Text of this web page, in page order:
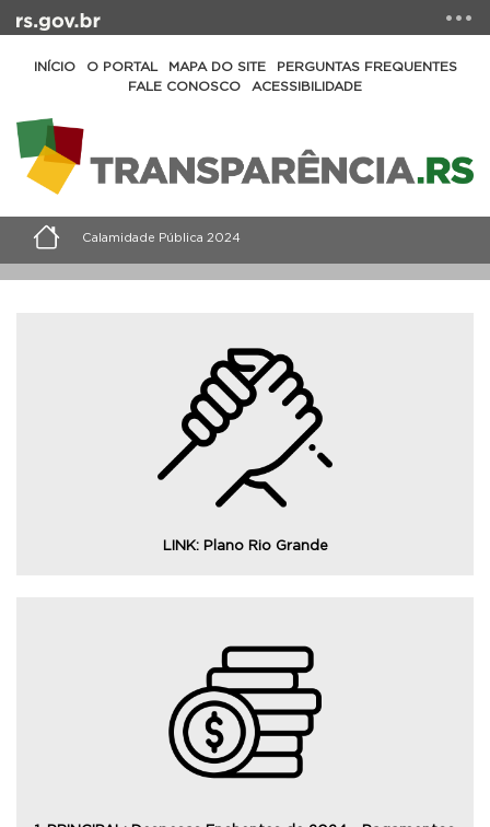
INÍCIO O PORTAL MAPA DO SITE
PERGUNTAS FREQUENTES
FALE CONOSCO
ACESSIBILIDADE
Calamidade Pública 2024
LINK: Plano Rio Grande
Consulte o programa de Reconstrução, Adaptação e
Resiliência Climática do Rio Grande do Sul, que propõe
medidas para atenuar os impactos causados pelas
enchentes que assolaram o Estado em 2024.
Consulte as despesas pagas pelo Estado no
enfrentamento dos danos causados pelas enchentes de
maio de 2024. Para mais detalhes desses pagamentos,
consulte os painéis temáticos.